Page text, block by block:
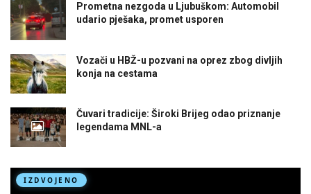
Prometna nezgoda u Ljubuškom: Automobil
udario pješaka, promet usporen
Vozači u HBŽ-u pozvani na oprez zbog divljih
konja na cestama
Čuvari tradicije: Široki Brijeg odao priznanje
legendama MNL-a